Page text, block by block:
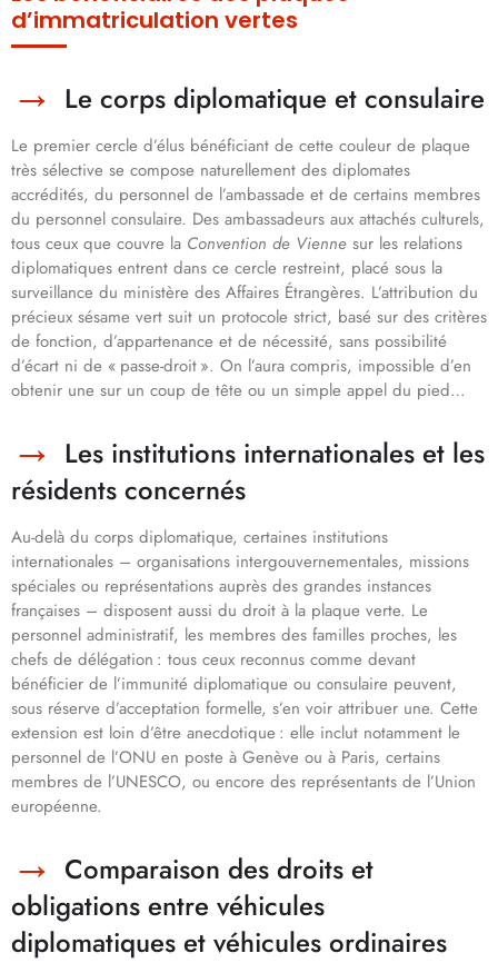
d’immatriculation vertes
Le corps diplomatique et consulaire
Le premier cercle d’élus bénéficiant de cette couleur de plaque
très sélective se compose naturellement des diplomates
accrédités, du personnel de l’ambassade et de certains membres
du personnel consulaire. Des ambassadeurs aux attachés culturels,
tous ceux que couvre la Convention de Vienne sur les relations
diplomatiques entrent dans ce cercle restreint, placé sous la
surveillance du ministère des Affaires Étrangères. L’attribution du
précieux sésame vert suit un protocole strict, basé sur des critères
de fonction, d’appartenance et de nécessité, sans possibilité
d’écart ni de « passe-droit ». On l’aura compris, impossible d’en
obtenir une sur un coup de tête ou un simple appel du pied…
Les institutions internationales et les
résidents concernés
Au-delà du corps diplomatique, certaines institutions
internationales – organisations intergouvernementales, missions
spéciales ou représentations auprès des grandes instances
françaises – disposent aussi du droit à la plaque verte. Le
personnel administratif, les membres des familles proches, les
chefs de délégation : tous ceux reconnus comme devant
bénéficier de l’immunité diplomatique ou consulaire peuvent,
sous réserve d’acceptation formelle, s’en voir attribuer une. Cette
extension est loin d’être anecdotique : elle inclut notamment le
personnel de l’ONU en poste à Genève ou à Paris, certains
membres de l’UNESCO, ou encore des représentants de l’Union
européenne.
Comparaison des droits et
obligations entre véhicules
diplomatiques et véhicules ordinaires